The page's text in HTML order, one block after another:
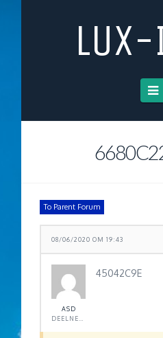
To Parent Forum
08/06/2020 OM 19:43
ASD
45042C9E